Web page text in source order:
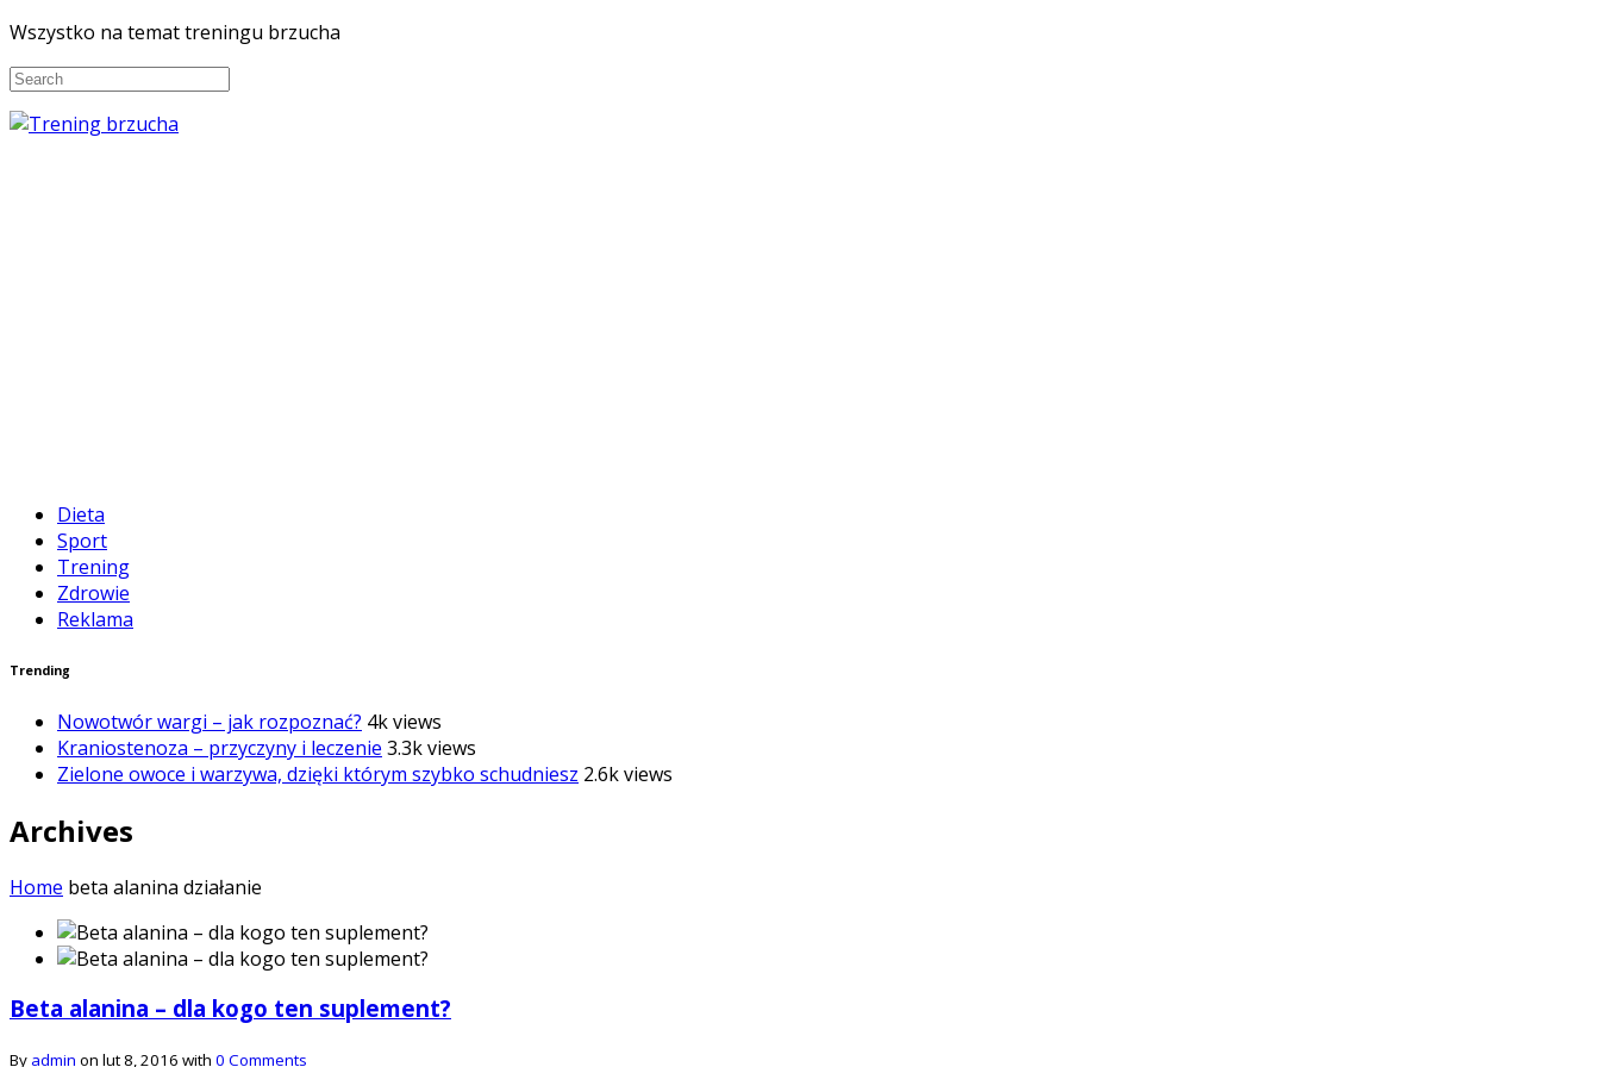
Wszystko na temat treningu brzucha
Dieta
Sport
Trening
Zdrowie
Reklama
Trending
Nowotwór wargi – jak rozpoznać? 4k views
Kraniostenoza – przyczyny i leczenie 3.3k views
Zielone owoce i warzywa, dzięki którym szybko schudniesz 2.6k views
Archives
Home beta alanina działanie
Beta alanina – dla kogo ten suplement?
By admin on lut 8, 2016 with 0 Comments